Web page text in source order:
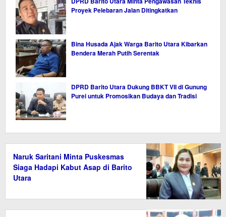
Proyek Pelebaran Jalan Ditingkatkan
Bina Husada Ajak Warga Barito Utara Kibarkan
Bendera Merah Putih Serentak
DPRD Barito Utara Dukung BBKT VII di Gunung
Purei untuk Promosikan Budaya dan Tradisi
Naruk Saritani Minta Puskesmas
Siaga Hadapi Kabut Asap di Barito
Utara